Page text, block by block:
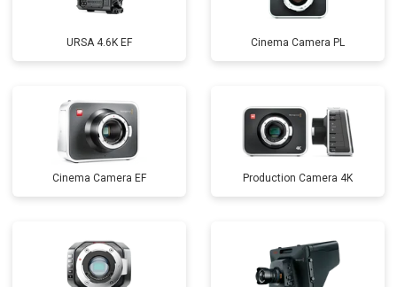
URSA 4.6K EF Cinema Camera PL
Cinema Camera EF Production Camera 4K